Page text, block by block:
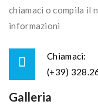
chiamaci o compila il
informazioni
Chiamaci:
(+39)
Galleria